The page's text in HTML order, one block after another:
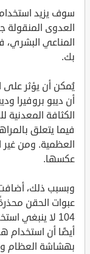
سوف يزيد استخدام
العدوى المنقولة
المناعي البشري،
بك.
يُمكن أن يؤثر على
الكثافة
فيما يتعلق
العظمية. ومن غير
عكسها.
وبسبب ذلك، أضافت
عبوات الحقن
104 لا ينبغي
أيضًا أن استخدام
بهشاشة العظام